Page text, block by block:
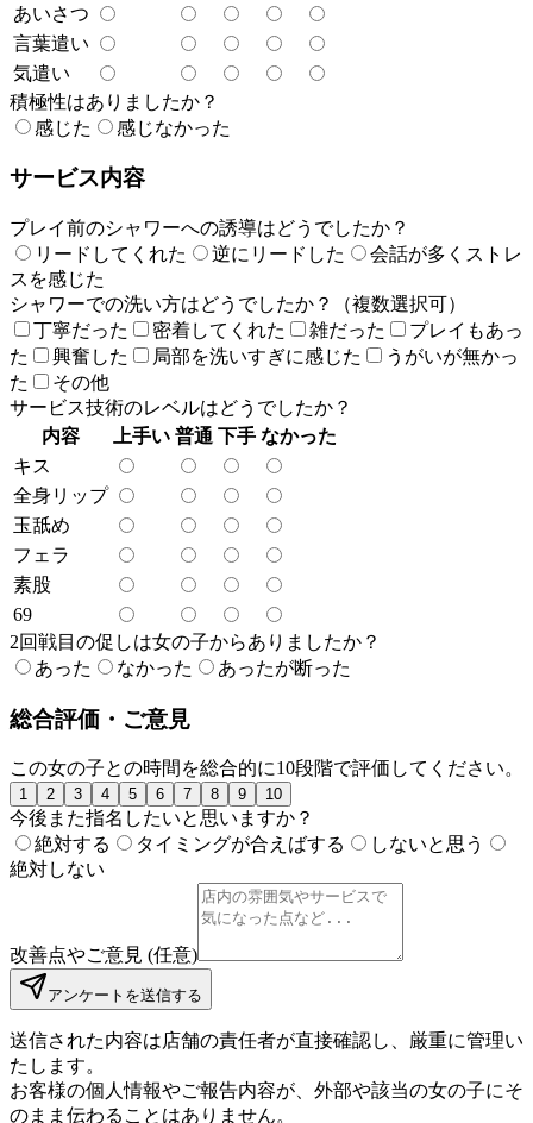
あいさつ
言葉遣い
気遣い
積極性はありましたか？
感じた
感じなかった
サービス内容
プレイ前のシャワーへの誘導はどうでしたか？
リードしてくれた
逆にリードした
会話が多くストレ
スを感じた
シャワーでの洗い方はどうでしたか？（複数選択可）
丁寧だった
密着してくれた 雑だった
プレイもあっ
た
興奮した 局部を洗いすぎに感じた
うがいが無かっ
た
その他
サービス技術のレベルはどうでしたか？
内容
上手い 普通 下手 なかった
キス
全身リップ
玉舐め
フェラ
素股
69
2回戦目の促しは女の子からありましたか？
あった
なかった あったが断った
総合評価・ご意見
この女の子との時間を総合的に10段階で評価してください。
1 2 3 4 5 6 7 8 9 10
今後また指名したいと思いますか？
絶対する
タイミングが合えばする
しないと思う
絶対しない
改善点やご意見 (任意)
アンケートを送信する
送信された内容は店舗の責任者が直接確認し、厳重に管理い
たします。
お客様の個人情報やご報告内容が、外部や該当の女の子にそ
のまま伝わることはありません。